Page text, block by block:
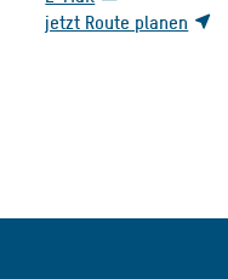
jetzt Route planen